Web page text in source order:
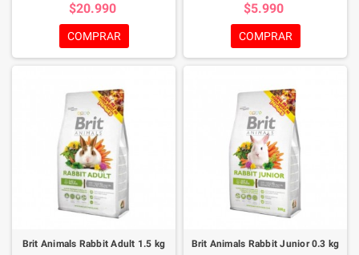
y en calorías. Contiene cardo de
leche (Silybum marianum) para
favorecer una digestión y un
metabolismo saludables. Alimento
$20.990
COMPRAR
vitaminas esenciales, bajo
contenido de calorías.
$5.990
COMPRAR
Brit Animals Rabbit Adult 1.5 kg Brit Animals Rabbit Junior 0.3 kg